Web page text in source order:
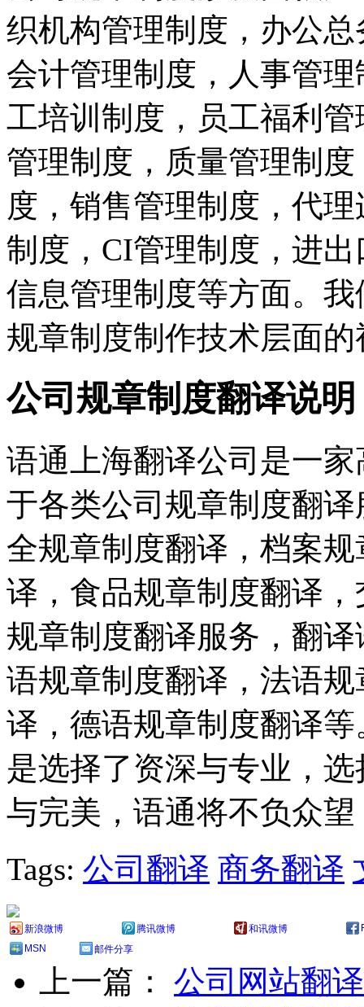
织机构管理制度，办公
会计管理制度，人事管
工培训制度，员工福利
管理制度，质量管理制
度，销售管理制度，代
制度，CI管理制度，进
信息管理制度等方面。
规章制度制作技术层面
公司规章制度翻译说明
语通上海翻译公司是一
于各类公司规章制度翻
全规章制度翻译，档案
译，食品规章制度翻译
规章制度翻译服务，翻
语规章制度翻译，法语
译，德语规章制度翻译
是选择了资深与专业，
与完美，语通将不负众
Tags: 公司翻译 商务翻译
新浪微博 腾讯微博 和讯微博
MSN
邮件分享
上一篇： 公司网站翻译